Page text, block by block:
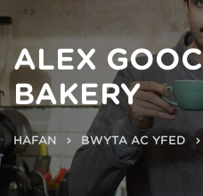
ALEX
BAKERY
HAFAN BWYTA AC YFED